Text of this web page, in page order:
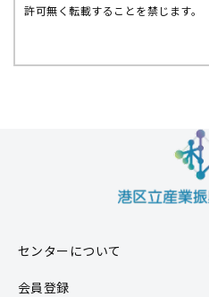
許可無く転載することを禁じます。
センターについて
会員登録